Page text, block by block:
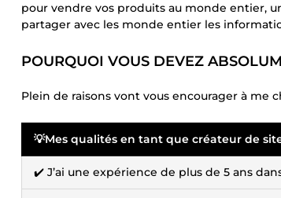
pour vendre vos produits au monde entier,
partager avec les monde entier les
POURQUOI VOUS DEVEZ
Plein de raisons vont vous encourager à me
💡Mes qualités en tant que créateur de
✔️ J’ai une expérience de plus de 5 ans